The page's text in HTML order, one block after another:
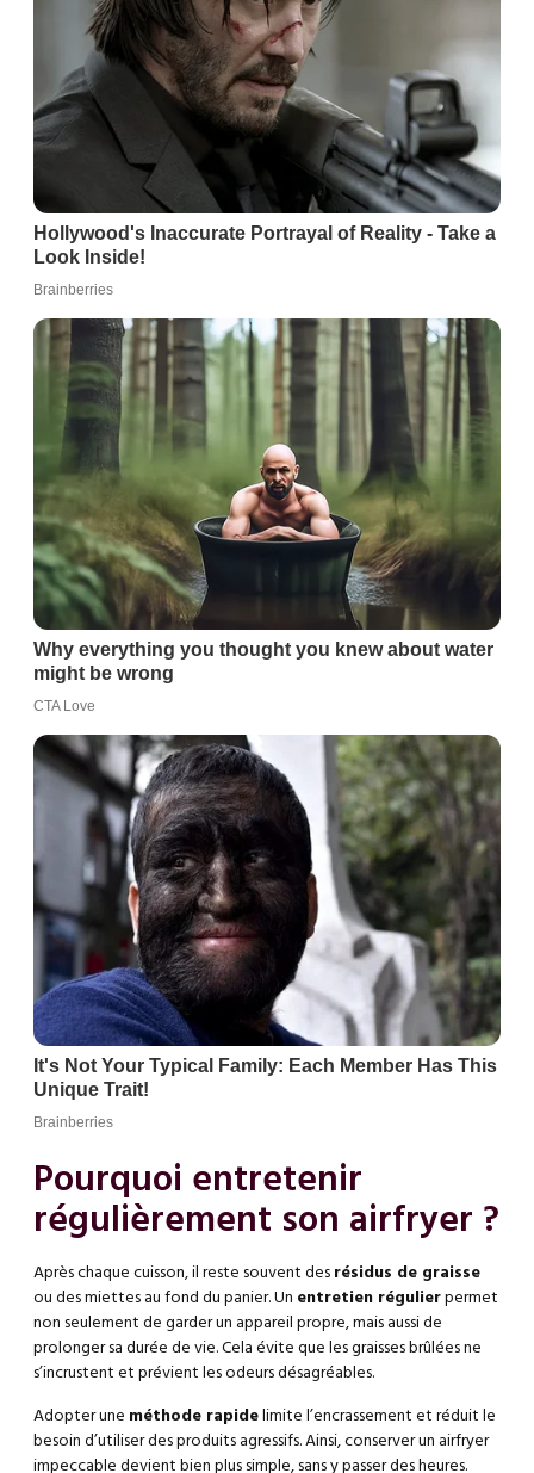
Pourquoi entretenir
régulièrement son airfryer ?
Après chaque cuisson, il reste souvent desrésidus de graisse
ou des miettes au fond du panier. Un entretien régulierpermet
non seulement de garder un appareil propre, mais aussi de
prolonger sa durée de vie. Cela évite que les graisses brûlées ne
s’incrustent et prévient les odeurs désagréables.
Adopter une méthode rapidelimite l’encrassement et réduit le
besoin d’utiliser des produits agressifs. Ainsi, conserver un airfryer
impeccable devient bien plus simple, sans y passer des heures.